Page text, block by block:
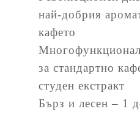
най-добрия
кафето
за стандартно
студен екстракт
Бърз и лесен – 1